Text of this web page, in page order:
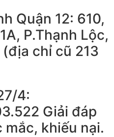
Quận 12: 610,
P.Thạnh Lộc,
(địa chỉ cũ 213
4:
Giải đáp
mắc, khiếu nại.